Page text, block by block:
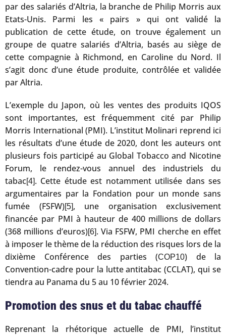
par des salariés d’Altria, la branche de Philip Morris aux
Etats-Unis. Parmi les « pairs » qui ont validé la
publication de cette étude, on trouve également un
groupe de quatre salariés d’Altria, basés au siège de
cette compagnie à Richmond, en Caroline du Nord. Il
s’agit donc d’une étude produite, contrôlée et validée
par Altria.
L’exemple du Japon, où les ventes des produits IQOS
sont importantes, est fréquemment cité par Philip
Morris International (PMI). L’institut Molinari reprend ici
les résultats d’une étude de 2020, dont les auteurs ont
plusieurs fois participé au Global Tobacco and Nicotine
Forum, le rendez-vous annuel des industriels du
tabac[4]. Cette étude est notamment utilisée dans ses
argumentaires par la Fondation pour un monde sans
fumée (FSFW)[5], une organisation exclusivement
financée par PMI à hauteur de 400 millions de dollars
(368 millions d’euros)[6]. Via FSFW, PMI cherche en effet
à imposer le thème de la réduction des risques lors de la
dixième Conférence des parties (COP10) de la
Convention-cadre pour la lutte antitabac (CCLAT), qui se
tiendra au Panama du 5 au 10 février 2024.
Promotion des snus et du tabac chauffé
Reprenant la rhétorique actuelle de PMI, l’institut